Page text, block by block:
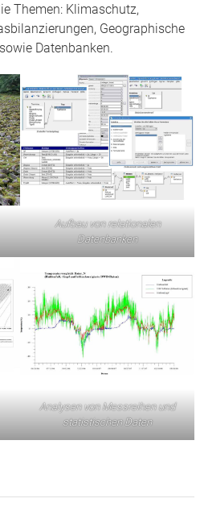
Themen: Klimaschutz,
Geographische
Datenbanken.
Aufbau von relationalen
Datenbanken
Analysen von Messreihen und
statistischen Daten